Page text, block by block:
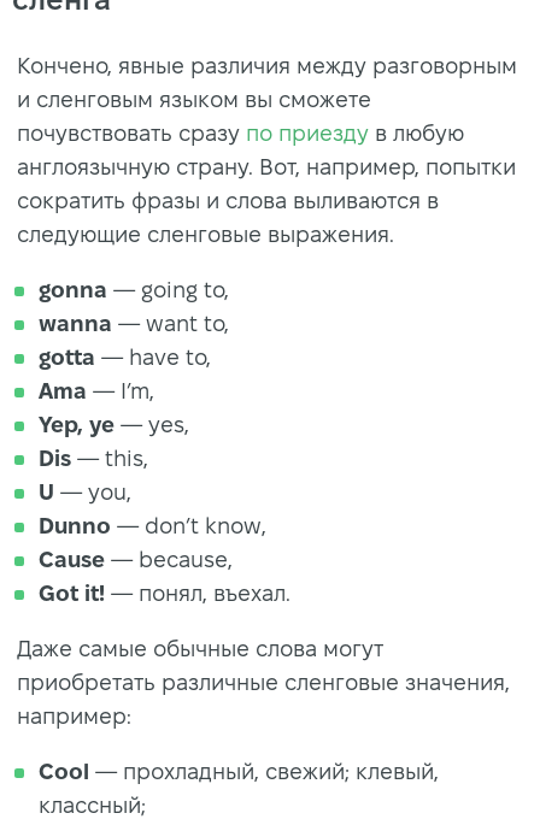
Кончено, явные различия между разговорным
и сленговым языком вы сможете
почувствовать сразу по приезду в любую
англоязычную страну. Вот, например, попытки
сократить фразы и слова выливаются в
следующие сленговые выражения.
gonna — going to,
wanna — want to,
gotta — have to,
Ama — I’m,
Yep, ye — yes,
Dis — this,
U — you,
Dunno — don’t know,
Cause — because,
Got it! — понял, въехал.
Даже самые обычные слова могут
приобретать различные сленговые значения,
например:
Сool — прохладный, свежий; клевый,
классный;